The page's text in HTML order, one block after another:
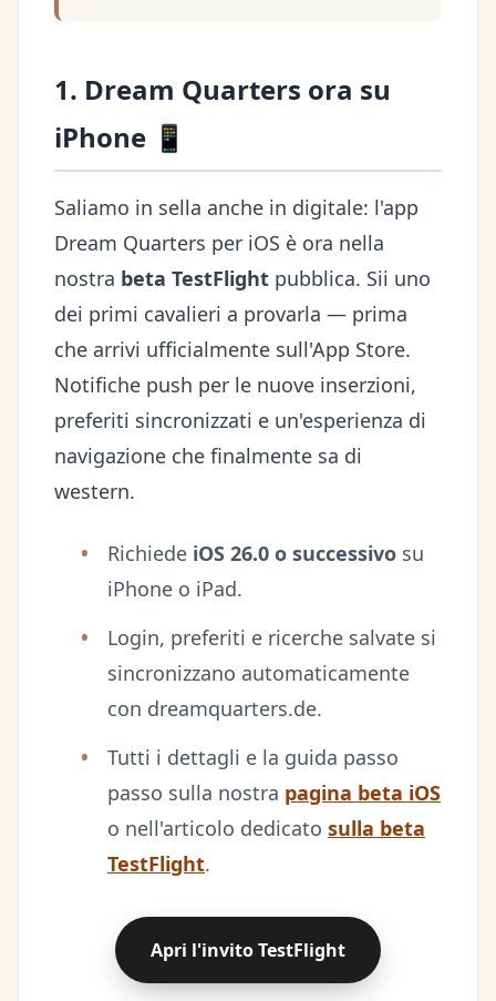
1. Dream Quarters ora su
iPhone 📱
Saliamo in sella anche in digitale: l'app
Dream Quarters per iOS è ora nella
nostra beta TestFlight pubblica. Sii uno
dei primi cavalieri a provarla — prima
che arrivi ufficialmente sull'App Store.
Notifiche push per le nuove inserzioni,
preferiti sincronizzati e un'esperienza di
navigazione che finalmente sa di
western.
Richiede iOS 26.0 o successivo su
iPhone o iPad.
Login, preferiti e ricerche salvate si
sincronizzano automaticamente
con dreamquarters.de.
Tutti i dettagli e la guida passo
passo sulla nostra pagina beta iOS
o nell'articolo dedicato sulla beta
TestFlight.
Apri l'invito TestFlight